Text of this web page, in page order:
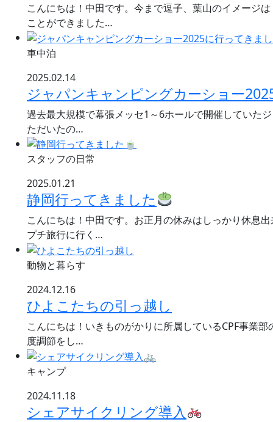
こんにちは！中田です。今まで逗子、葉山のイメージ
ことができました…
車中泊
2025.02.14
ジャパンキャンピングカーショー
過去最大規模で幕張メッセ1～6ホールで開催していた
ただいたの…
スタッフの日常
2025.01.21
静岡行ってきました
こんにちは！中田です。お正月の休みはしっかり休息
プチ旅行に行く…
動物と暮らす
2024.12.16
ひよこたちの引っ越し
こんにちは！いきものがかりに所属しているCPF事業
度調節をし…
キャンプ
2024.11.18
シェアサイクリング導入